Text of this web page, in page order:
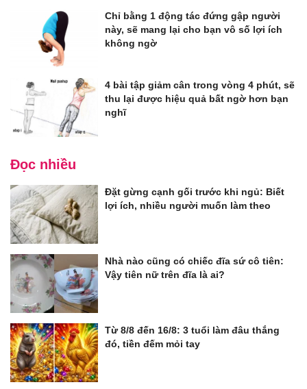
Chỉ bằng 1 động tác đứng gập người
này, sẽ mang lại cho bạn vô số lợi ích
không ngờ
4 bài tập giảm cân trong vòng 4 phút, sẽ
thu lại được hiệu quả bất ngờ hơn bạn
nghĩ
Đọc nhiều
Đặt gừng cạnh gối trước khi ngủ: Biết
lợi ích, nhiều người muốn làm theo
Nhà nào cũng có chiếc đĩa sứ cô tiên:
Vậy tiên nữ trên đĩa là ai?
Từ 8/8 đến 16/8: 3 tuổi làm đâu thắng
đó, tiền đếm mỏi tay